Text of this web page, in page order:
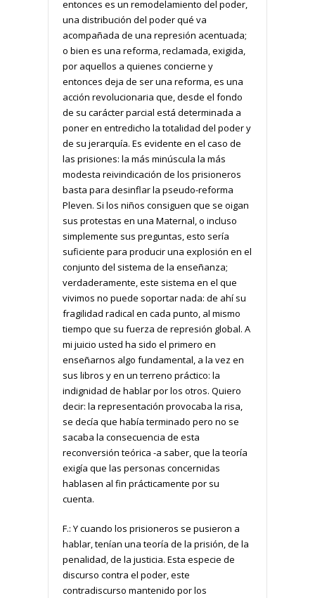
entonces es un remodelamiento del poder,
una distribución del poder qué va
acompañada de una represión acentuada;
o bien es una reforma, reclamada, exigida,
por aquellos a quienes concierne y
entonces deja de ser una reforma, es una
acción revolucionaria que, desde el fondo
de su carácter parcial está determinada a
poner en entredicho la totalidad del poder y
de su jerarquía. Es evidente en el caso de
las prisiones: la más minúscula la más
modesta reivindicación de los prisioneros
basta para desinflar la pseudo-reforma
Pleven. Si los niños consiguen que se oigan
sus protestas en una Maternal, o incluso
simplemente sus preguntas, esto sería
suficiente para producir una explosión en el
conjunto del sistema de la enseñanza;
verdaderamente, este sistema en el que
vivimos no puede soportar nada: de ahí su
fragilidad radical en cada punto, al mismo
tiempo que su fuerza de represión global. A
mi juicio usted ha sido el primero en
enseñarnos algo fundamental, a la vez en
sus libros y en un terreno práctico: la
indignidad de hablar por los otros. Quiero
decir: la representación provocaba la risa,
se decía que había terminado pero no se
sacaba la consecuencia de esta
reconversión teórica -a saber, que la teoría
exigía que las personas concernidas
hablasen al fin prácticamente por su
cuenta.
F.: Y cuando los prisioneros se pusieron a
hablar, tenían una teoría de la prisión, de la
penalidad, de la justicia. Esta especie de
discurso contra el poder, este
contradiscurso mantenido por los